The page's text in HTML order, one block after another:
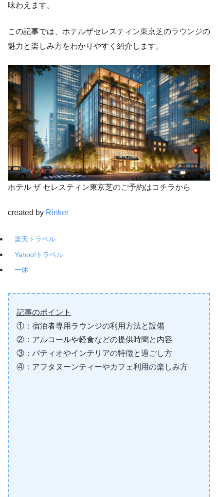
味わえます。
この記事では、ホテルザセレスティン東京芝のラウンジの
魅力と楽しみ方をわかりやすく紹介します。
ホテル ザ セレスティン東京芝のご予約はコチラから
created by Rinker
楽天トラベル
Yahoo!トラベル
一休
記事のポイント
①：宿泊者専用ラウンジの利用方法と設備
②：アルコールや軽食などの提供時間と内容
③：パティオやインテリアの特徴と過ごし方
④：アフタヌーンティーやカフェ利用の楽しみ方